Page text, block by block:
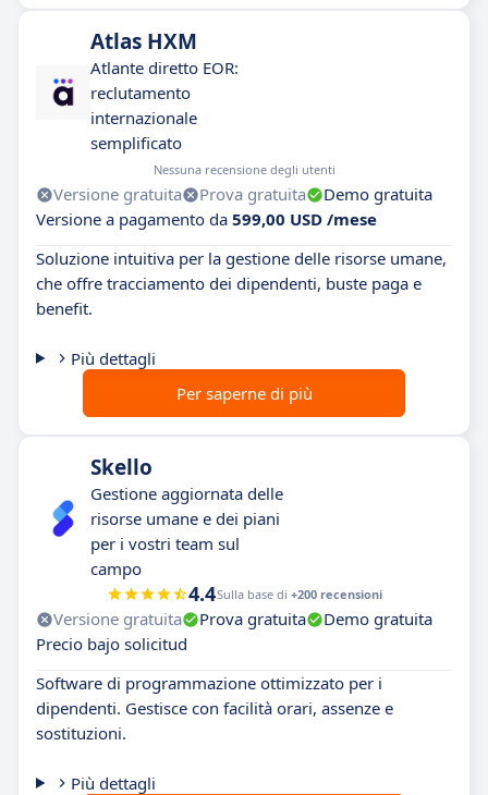
Atlas HXM
Atlante diretto EOR:
reclutamento
internazionale
semplificato
Nessuna recensione degli utenti
Versione gratuita Prova gratuita
Demo gratuita
Versione a pagamento da 599,00 USD /mese
Soluzione intuitiva per la gestione delle risorse umane,
che offre tracciamento dei dipendenti, buste paga e
benefit.
Più dettagli
Per saperne di più
Skello
Gestione aggiornata delle
risorse umane e dei piani
per i vostri team sul
campo
4.4Sulla base di +200 recensioni
Versione gratuita Prova gratuita
Demo gratuita
Precio bajo solicitud
Software di programmazione ottimizzato per i
dipendenti. Gestisce con facilità orari, assenze e
sostituzioni.
Più dettagli